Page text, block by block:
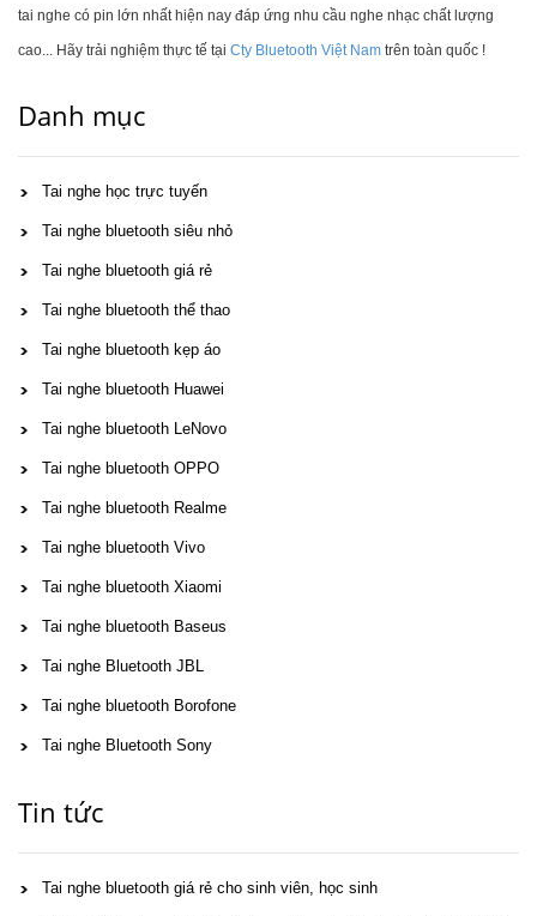
tai nghe có pin lớn nhất hiện nay đáp ứng nhu cầu nghe nhạc chất lượng
cao... Hãy trải nghiệm thực tế tại Cty Bluetooth Việt Nam trên toàn quốc !
Danh mục
Tai nghe học trực tuyến
Tai nghe bluetooth siêu nhỏ
Tai nghe bluetooth giá rẻ
Tai nghe bluetooth thể thao
Tai nghe bluetooth kẹp áo
Tai nghe bluetooth Huawei
Tai nghe bluetooth LeNovo
Tai nghe bluetooth OPPO
Tai nghe bluetooth Realme
Tai nghe bluetooth Vivo
Tai nghe bluetooth Xiaomi
Tai nghe bluetooth Baseus
Tai nghe Bluetooth JBL
Tai nghe bluetooth Borofone
Tai nghe Bluetooth Sony
Tin tức
Tai nghe bluetooth giá rẻ cho sinh viên, học sinh